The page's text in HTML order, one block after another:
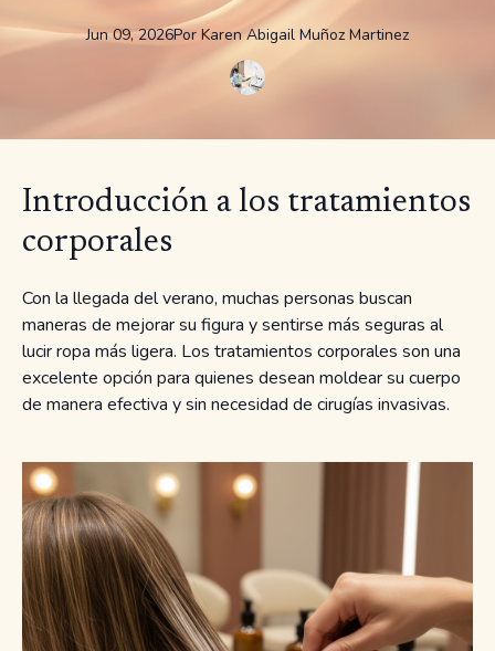
Jun 09, 2026Por Karen Abigail Muñoz Martinez
Introducción a los tratamientos
corporales
Con la llegada del verano, muchas personas buscan
maneras de mejorar su figura y sentirse más seguras al
lucir ropa más ligera. Los tratamientos corporales son una
excelente opción para quienes desean moldear su cuerpo
de manera efectiva y sin necesidad de cirugías invasivas.